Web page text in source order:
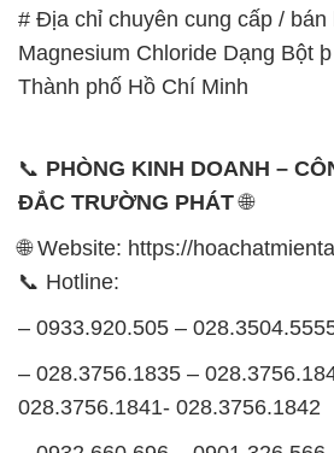
# Địa chỉ chuyên cung cấp / bán
Magnesium Chloride Dạng Bột
Thành phố Hồ Chí Minh
📞 PHÒNG KINH DOANH –
ĐẮC TRƯỜNG PHÁT🌐
🌐 Website: https://
📞 Hotline:
– 0933.920.505 –
– 028.3756.1835 –
028.3756.1841- 028.3756.1842